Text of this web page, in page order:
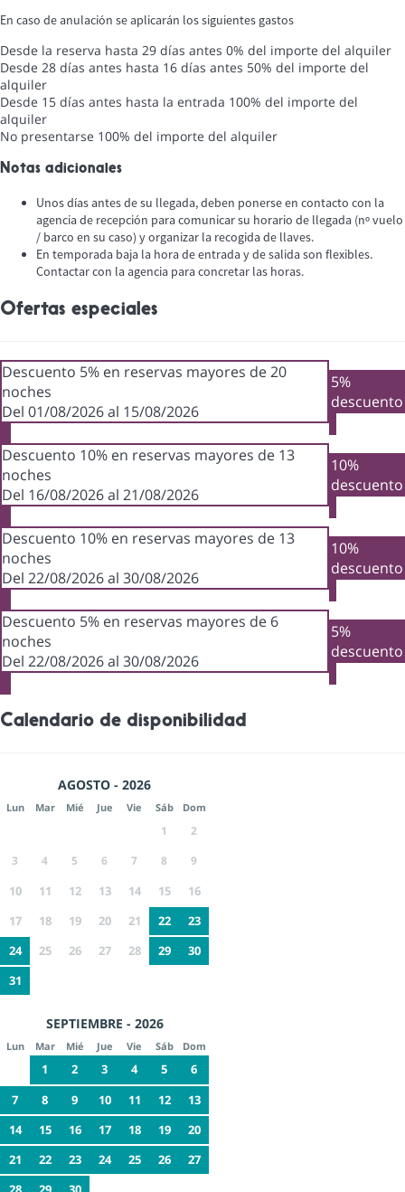
En caso de anulación se aplicarán los siguientes gastos
Desde la reserva hasta 29 días antes 0% del importe del alquiler
Desde 28 días antes hasta 16 días antes 50% del importe del
alquiler
Desde 15 días antes hasta la entrada 100% del importe del
alquiler
No presentarse 100% del importe del alquiler
Notas adicionales
Unos días antes de su llegada, deben ponerse en contacto con la
agencia de recepción para comunicar su horario de llegada (nº vuelo
/ barco en su caso) y organizar la recogida de llaves.
En temporada baja la hora de entrada y de salida son flexibles.
Contactar con la agencia para concretar las horas.
Ofertas especiales
Descuento 5% en reservas mayores de 20
noches
Del 01/08/2026 al 15/08/2026
5%
descuento
Descuento 10% en reservas mayores de 13
noches
Del 16/08/2026 al 21/08/2026
10%
descuento
Descuento 10% en reservas mayores de 13
noches
Del 22/08/2026 al 30/08/2026
10%
descuento
Descuento 5% en reservas mayores de 6
noches
Del 22/08/2026 al 30/08/2026
5%
descuento
Calendario de disponibilidad
AGOSTO - 2026
Lun Mar Mié Jue Vie Sáb Dom
1
2
3
4 5 6 7 8 9
10 11 12 13 14 15
16
17
18 19 20 21 22
23
24
25 26 27 28 29
30
31
SEPTIEMBRE - 2026
Lun Mar Mié Jue Vie Sáb Dom
1 2 3 4 5
6
7
8 9 10 11 12
13
14
15 16 17 18 19
20
21
22 23 24 25 26
27